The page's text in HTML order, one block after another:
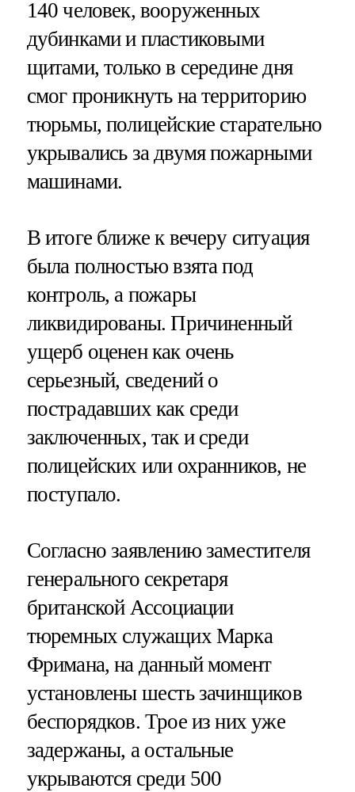
140 человек, вооруженных
дубинками и пластиковыми
щитами, только в середине дня
смог проникнуть на территорию
тюрьмы, полицейские старательно
укрывались за двумя пожарными
машинами.
В итоге ближе к вечеру ситуация
была полностью взята под
контроль, а пожары
ликвидированы. Причиненный
ущерб оценен как очень
серьезный, сведений о
пострадавших как среди
заключенных, так и среди
полицейских или охранников, не
поступало.
Согласно заявлению заместителя
генерального секретаря
британской Ассоциации
тюремных служащих Марка
Фримана, на данный момент
установлены шесть зачинщиков
беспорядков. Трое из них уже
задержаны, а остальные
укрываются среди 500